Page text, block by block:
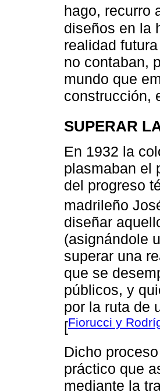
hago, recurro
diseños en la
realidad
no contaban,
mundo que
construcción,
SUPERAR
En 1932 la
plasmaban el
del progreso
madrileño
diseñar
(asignándole
superar una
que se
públicos, y
por la ruta de
[Fiorucci y
Dicho
práctico que
mediante la